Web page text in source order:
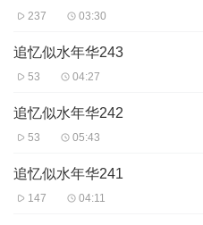
237 03:30
追忆似水年华243
53 04:27
追忆似水年华242
53 05:43
追忆似水年华241
147 04:11